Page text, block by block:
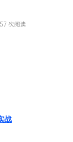
次阅读
战